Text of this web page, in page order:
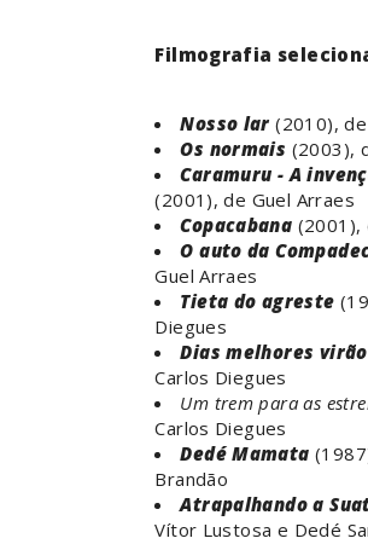
Filmografia
Nosso lar (2010),
Os normais (2003),
Caramuru - A
(2001), de Guel Arraes
Copacabana (2001),
O auto da
Guel Arraes
Tieta do agreste
Diegues
Dias melhores virão
Carlos Diegues
Um trem para as
Carlos Diegues
Dedé Mamata
Brandão
Atrapalhando a
Vítor Lustosa e Dedé